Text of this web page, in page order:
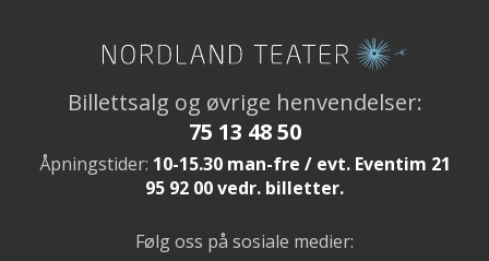
Billettsalg og øvrige henvendelser:
75 13 48 50
Åpningstider: 10-15.30 man-fre / evt. Eventim 21
95 92 00 vedr. billetter.
Følg oss på sosiale medier: